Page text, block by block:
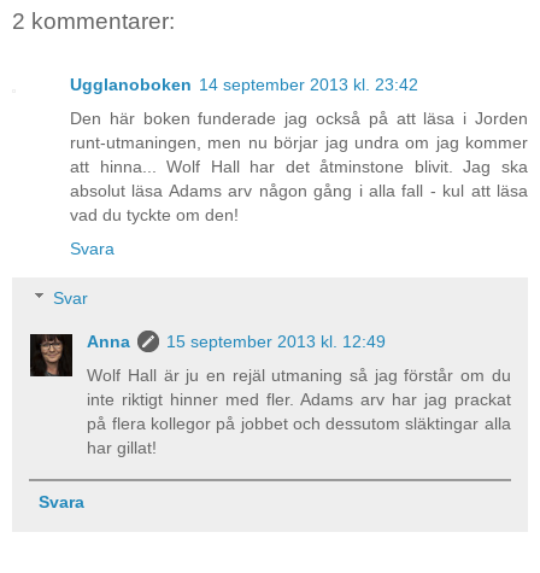
2 kommentarer:
Ugglanoboken 14 september 2013 kl. 23:42
Den här boken funderade jag också på att läsa i Jorden
runt-utmaningen, men nu börjar jag undra om jag kommer
att hinna... Wolf Hall har det åtminstone blivit. Jag ska
absolut läsa Adams arv någon gång i alla fall - kul att läsa
vad du tyckte om den!
Svara
Svar
Anna
15 september 2013 kl. 12:49
Wolf Hall är ju en rejäl utmaning så jag förstår om du
inte riktigt hinner med fler. Adams arv har jag prackat
på flera kollegor på jobbet och dessutom släktingar alla
har gillat!
Svara